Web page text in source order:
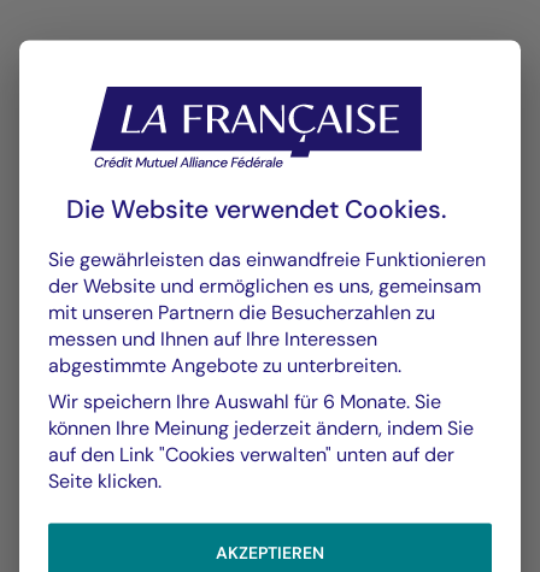
GRAFIK TABELLE
Grafik
Wertentwicklung
Am 06.08.2026
Chart
Chart with 151 data points.
Les chiffres cités se réfèrent à des simulations de
The chart has 1 X axis displaying Time. Data ranges
The chart has 1 Y axis displaying values. Data ranges
YTD ▾
Vom : 31/12/2025 Am : 06/08/2026
Die Website verwendet Cookies.
Sie gewährleisten das einwandfreie Funktionieren
der Website und ermöglichen es uns, gemeinsam
mit unseren Partnern die Besucherzahlen zu
messen und Ihnen auf Ihre Interessen
abgestimmte Angebote zu unterbreiten.
Wir speichern Ihre Auswahl für 6 Monate. Sie
können Ihre Meinung jederzeit ändern, indem Sie
auf den Link "Cookies verwalten" unten auf der
Seite klicken.
AKZEPTIEREN